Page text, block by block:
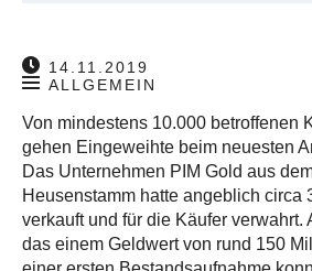
14.11.2019
ALLGEMEIN
Von mindestens 10.000 betroffenen
gehen Eingeweihte beim neuesten
Das Unternehmen PIM Gold aus
Heusenstamm hatte angeblich circa
verkauft und für die Käufer verwahrt.
das einem Geldwert von rund 150